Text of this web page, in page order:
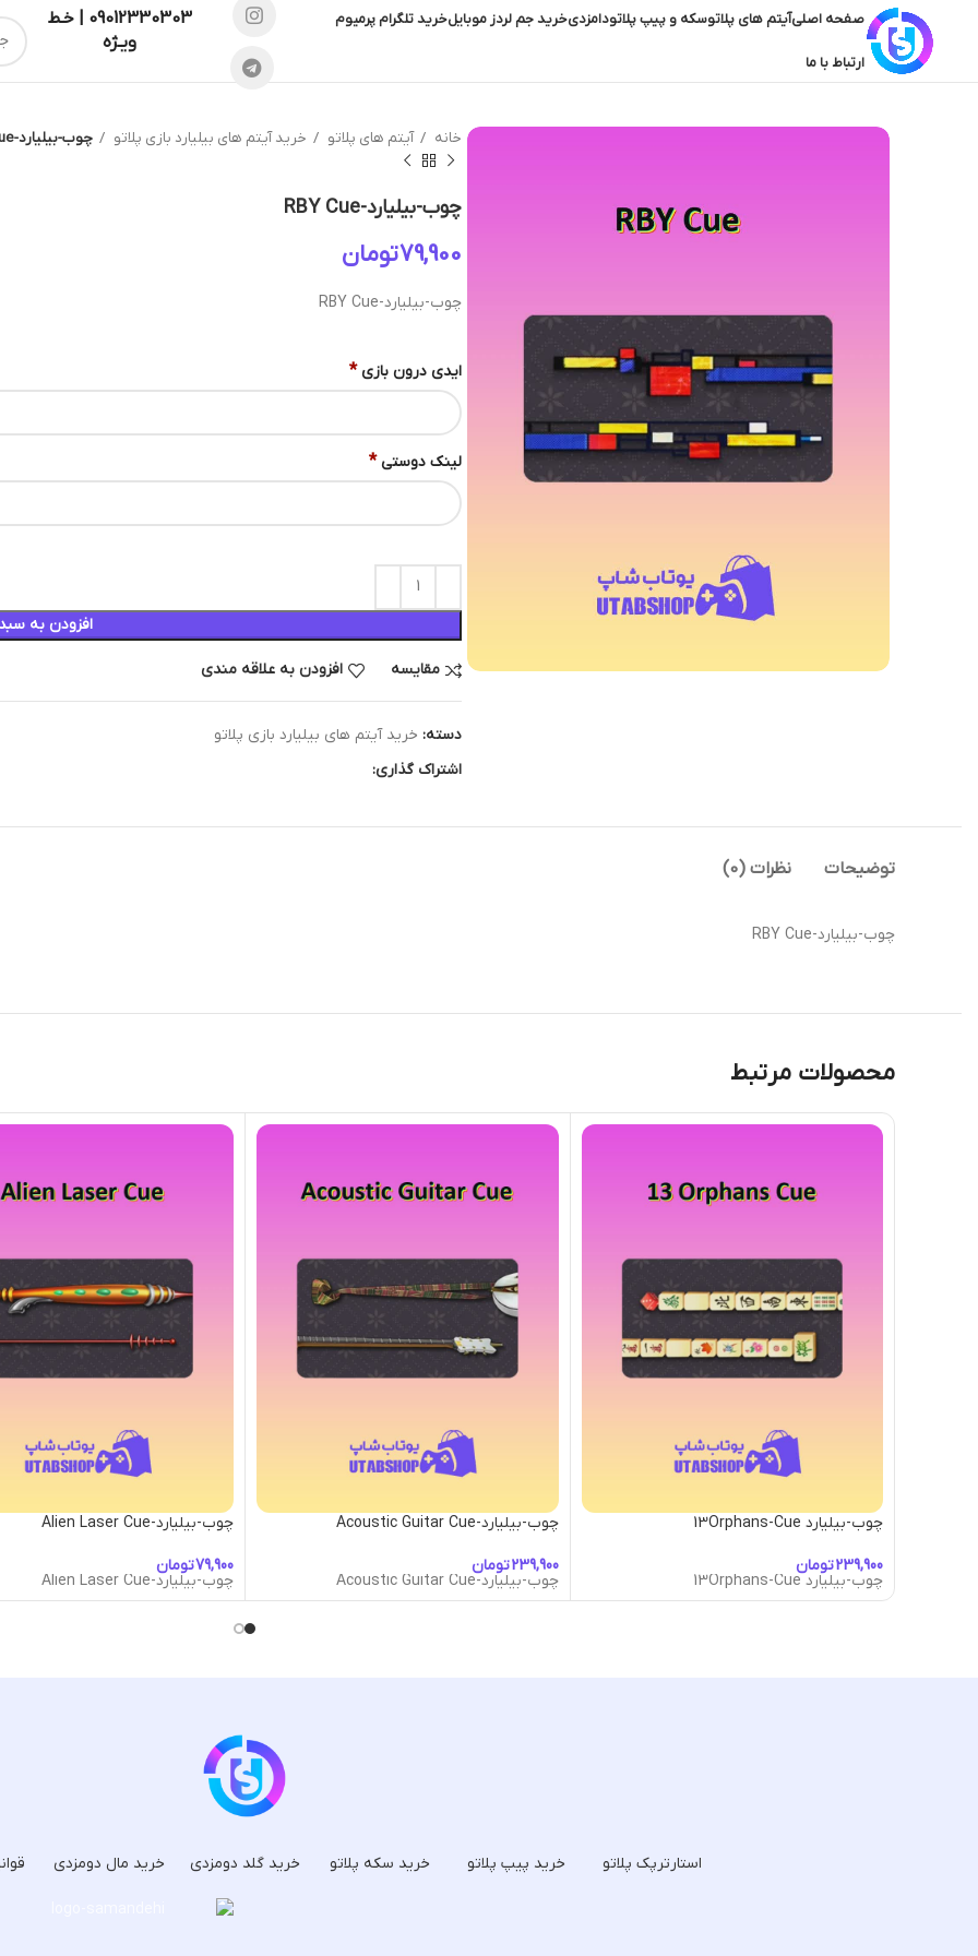
صفحه اصلیآیتم های پلاتوسکه و پیپ پلاتودامزدیخرید جم لردز موبایلخرید تلگرام پرمیوم
ارتباط با ما
09012330303 | خـط
ویـژه
خانه آیتم های پلاتو خرید آیتم های بیلیارد بازی پلاتو چوب-بیلیارد-RBY Cue
چوب-بیلیارد-RBY Cue
تومان
چوب-بیلیارد-RBY Cue
ایدی درون بازی *
لینک دوستی *
افزودن به
مقایسه افزودن به علاقه مندی
دسته: خرید آیتم های بیلیارد بازی پلاتو
اشتراک گذاری:
توضیحات نظرات (0)
چوب-بیلیارد-RBY Cue
محصولات مرتبط
چوب-بیلیارد 13Orphans-Cue
تومان
چوب-بیلیارد 13Orphans-Cue
چوب-بیلیارد-Acoustic Guitar Cue
تومان
چوب-بیلیارد-Acoustic Guitar Cue
چوب-بیلیارد-Alien Laser Cue
تومان
چوب-بیلیارد-Alien Laser Cue
استارترپک پلاتو خرید پیپ پلاتو خرید سکه پلاتو خرید گلد دومزدی خرید مال دومزدی